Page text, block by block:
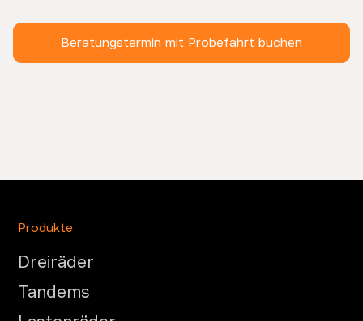
Beratungstermin mit Probefahrt buchen
Produkte
Dreiräder
Tandems